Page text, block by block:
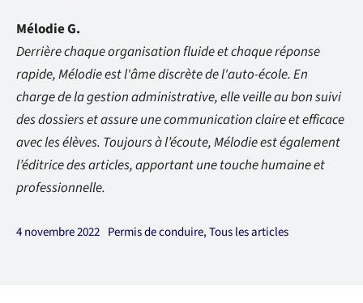
Mélodie G.
Derrière chaque organisation fluide et chaque réponse
rapide, Mélodie est l'âme discrète de l'auto-école. En
charge de la gestion administrative, elle veille au bon suivi
des dossiers et assure une communication claire et efficace
avec les élèves. Toujours à l’écoute, Mélodie est également
l’éditrice des articles, apportant une touche humaine et
professionnelle.
4 novembre 2022 Permis de conduire,Tous les articles